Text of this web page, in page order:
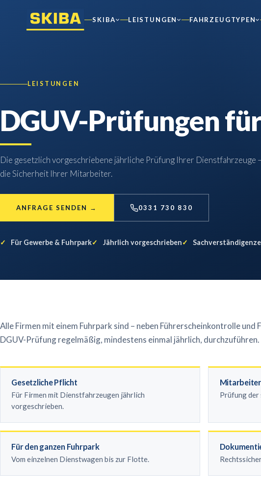
SKIBA LEISTUNGEN FAHRZEUGTYPEN
LEISTUNGEN
DGUV-Prüfungen
Die gesetzlich vorgeschriebene jährliche Prüfung Ihrer Dienstfahrzeuge
die Sicherheit Ihrer Mitarbeiter.
ANFRAGE SENDEN → 0331 730 830
Für Gewerbe & Fuhrpark Jährlich vorgeschrieben
Alle Firmen mit einem Fuhrpark sind – neben Führerscheinkontrolle
DGUV-Prüfung regelmäßig, mindestens einmal jährlich, durchzuführen.
Gesetzliche Pflicht
Für Firmen mit Dienstfahrzeugen jährlich
vorgeschrieben.
Prüfung der
Für den ganzen Fuhrpark
Vom einzelnen Dienstwagen bis zur Flotte.